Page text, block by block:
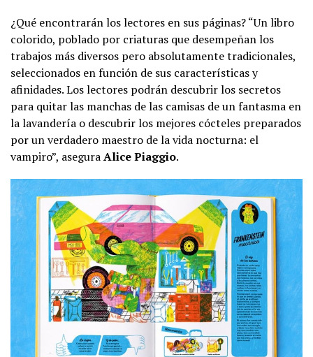
¿Qué encontrarán los lectores en sus páginas? “Un libro
colorido, poblado por criaturas que desempeñan los
trabajos más diversos pero absolutamente tradicionales,
seleccionados en función de sus características y
afinidades. Los lectores podrán descubrir los secretos
para quitar las manchas de las camisas de un fantasma en
la lavandería o descubrir los mejores cócteles preparados
por un verdadero maestro de la vida nocturna: el
vampiro”, aseguraAlice Piaggio.